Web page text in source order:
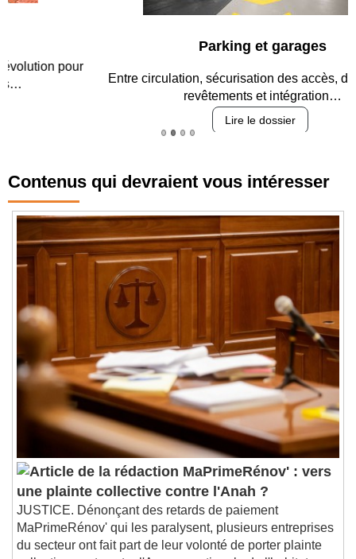
Parking et garages
Entre circulation, sécurisation des accès, durabilité des
revêtements et intégration…
Contenus qui devraient vous intéresser
MaPrimeRénov' : vers
une plainte collective contre l'Anah ?
JUSTICE. Dénonçant des retards de paiement
MaPrimeRénov' qui les paralysent, plusieurs entreprises